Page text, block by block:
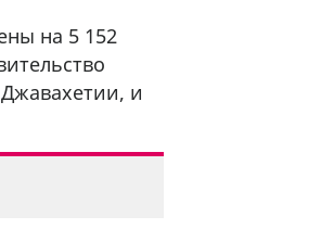
на 5 152
и